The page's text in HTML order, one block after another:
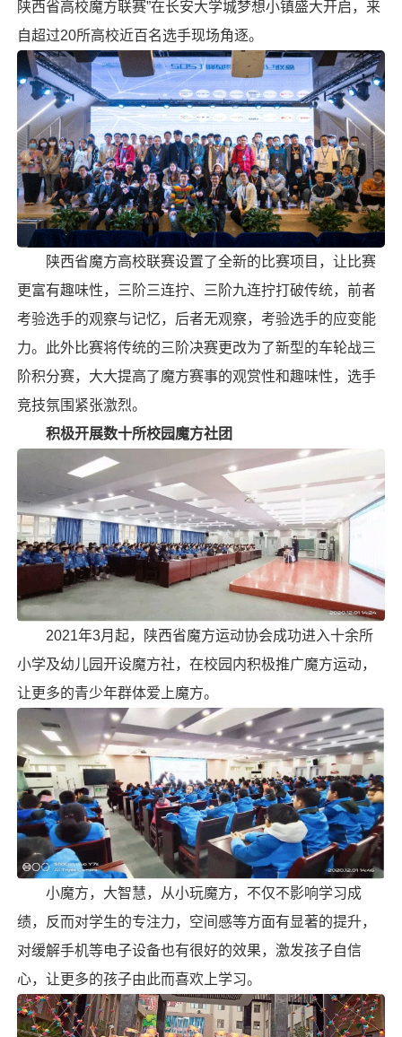
陕西省高校魔方联赛”在长安大学城梦想小镇盛大开启，来
自超过20所高校近百名选手现场角逐。
陕西省魔方高校联赛设置了全新的比赛项目，让比赛
更富有趣味性，三阶三连拧、三阶九连拧打破传统，前者
考验选手的观察与记忆，后者无观察，考验选手的应变能
力。此外比赛将传统的三阶决赛更改为了新型的车轮战三
阶积分赛，大大提高了魔方赛事的观赏性和趣味性，选手
竞技氛围紧张激烈。
积极开展数十所校园魔方社团
2021年3月起，陕西省魔方运动协会成功进入十余所
小学及幼儿园开设魔方社，在校园内积极推广魔方运动，
让更多的青少年群体爱上魔方。
小魔方，大智慧，从小玩魔方，不仅不影响学习成
绩，反而对学生的专注力，空间感等方面有显著的提升，
对缓解手机等电子设备也有很好的效果，激发孩子自信
心，让更多的孩子由此而喜欢上学习。